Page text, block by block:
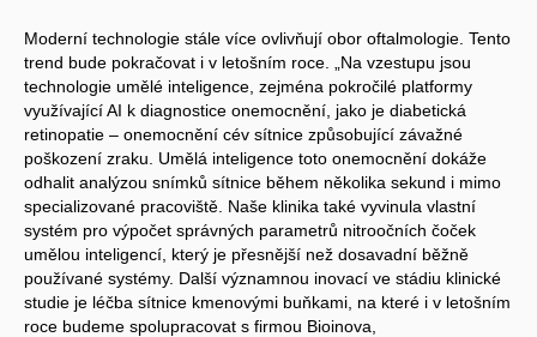
Moderní technologie stále více ovlivňují obor oftalmologie. Tento
trend bude pokračovat i v letošním roce. „Na vzestupu jsou
technologie umělé inteligence, zejména pokročilé platformy
využívající AI k diagnostice onemocnění, jako je diabetická
retinopatie – onemocnění cév sítnice způsobující závažné
poškození zraku. Umělá inteligence toto onemocnění dokáže
odhalit analýzou snímků sítnice během několika sekund i mimo
specializované pracoviště. Naše klinika také vyvinula vlastní
systém pro výpočet správných parametrů nitroočních čoček
umělou inteligencí, který je přesnější než dosavadní běžně
používané systémy. Další významnou inovací ve stádiu klinické
studie je léčba sítnice kmenovými buňkami, na které i v letošním
roce budeme spolupracovat s firmou Bioinova,